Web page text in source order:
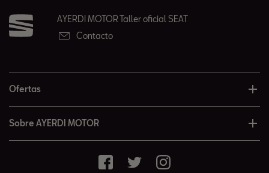
AYERDI MOTOR Taller oficial SEAT
Contacto
Ofertas
Sobre AYERDI MOTOR